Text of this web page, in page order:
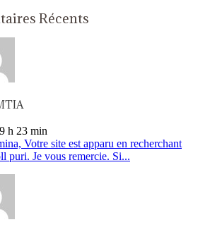
Récents
h 23 min
Votre site est apparu en recherchant
puri. Je vous remercie. Si...